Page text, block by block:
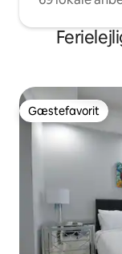
Gæstefavorit
Gæstefavorit